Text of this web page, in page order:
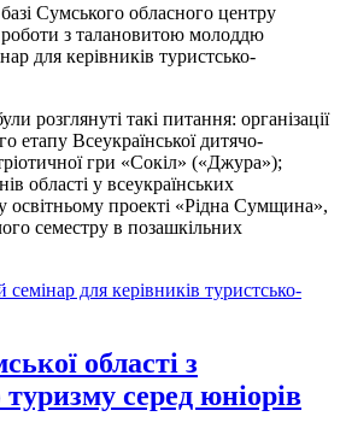
Сумського обласного центру
роботи з талановитою молоддю
для керівників туристсько-
розглянуті такі питання: організації
етапу Всеукраїнської дитячо-
гри «Сокіл» («Джура»);
області у всеукраїнських
освітньому проекті «Рідна Сумщина»,
семестру в позашкільних
для керівників туристсько-
області з
серед юніорів